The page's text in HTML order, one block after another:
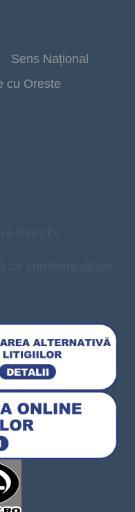
Sens Național
cu Oreste